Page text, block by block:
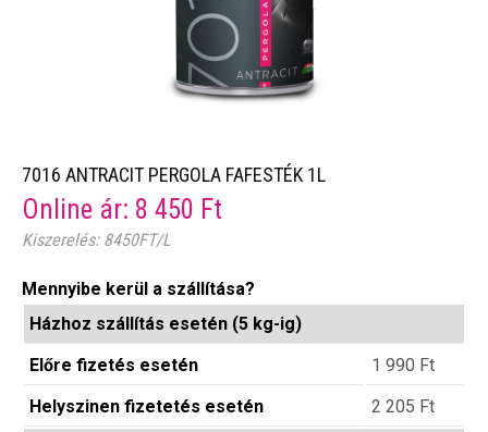
7016 ANTRACIT PERGOLA FAFESTÉK 1L
Online ár: 8 450 Ft
Kiszerelés: 8450FT/L
Mennyibe kerül a szállítása?
Házhoz szállítás esetén (5 kg-ig)
Előre fizetés esetén
1 990 Ft
Helyszinen fizetetés esetén
2 205 Ft